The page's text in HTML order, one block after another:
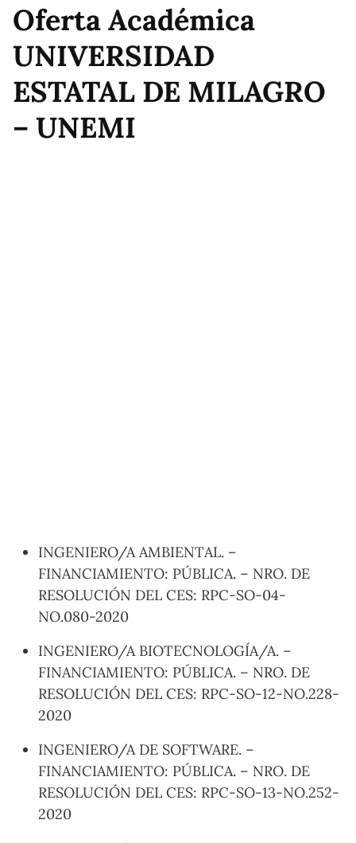
Oferta Académica
UNIVERSIDAD
ESTATAL DE MILAGRO
– UNEMI
INGENIERO/A AMBIENTAL. –
FINANCIAMIENTO: PÚBLICA. – NRO. DE
RESOLUCIÓN DEL CES: RPC-SO-04-
NO.080-2020
INGENIERO/A BIOTECNOLOGÍA/A. –
FINANCIAMIENTO: PÚBLICA. – NRO. DE
RESOLUCIÓN DEL CES: RPC-SO-12-NO.228-
2020
INGENIERO/A DE SOFTWARE. –
FINANCIAMIENTO: PÚBLICA. – NRO. DE
RESOLUCIÓN DEL CES: RPC-SO-13-NO.252-
2020